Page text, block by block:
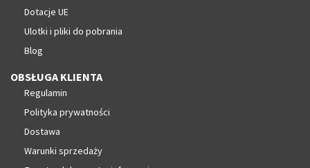
Dotacje UE
Ulotki i pliki do pobrania
Blog
OBSŁUGA KLIENTA
Regulamin
Polityka prywatności
Dostawa
Warunki sprzedaży